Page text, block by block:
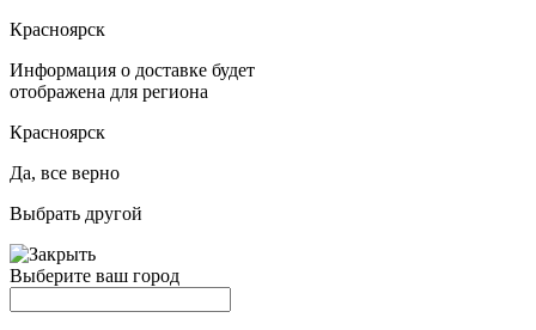
Красноярск
Информация о доставке будет
отображена для региона
Красноярск
Да, все верно
Выбрать другой
Выберите ваш город